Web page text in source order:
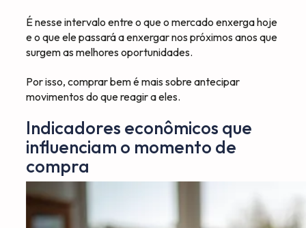
É nesse intervalo entre o que o mercado enxerga hoje
e o que ele passará a enxergar nos próximos anos que
surgem as melhores oportunidades.
Por isso, comprar bem é mais sobre antecipar
movimentos do que reagir a eles.
Indicadores econômicos que
influenciam o momento de
compra